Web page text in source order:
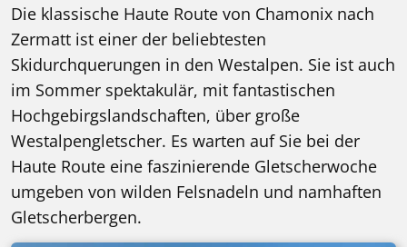
Die klassische Haute Route von Chamonix nach
Zermatt ist einer der beliebtesten
Skidurchquerungen in den Westalpen. Sie ist auch
im Sommer spektakulär, mit fantastischen
Hochgebirgslandschaften, über große
Westalpengletscher. Es warten auf Sie bei der
Haute Route eine faszinierende Gletscherwoche
umgeben von wilden Felsnadeln und namhaften
Gletscherbergen.